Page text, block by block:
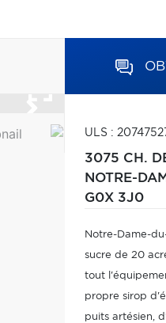
ULS :
3075 CH.
NOTRE-
G0X 3J0
Notre-Dame-
sucre de 20
tout
propre sirop
puits artésien,